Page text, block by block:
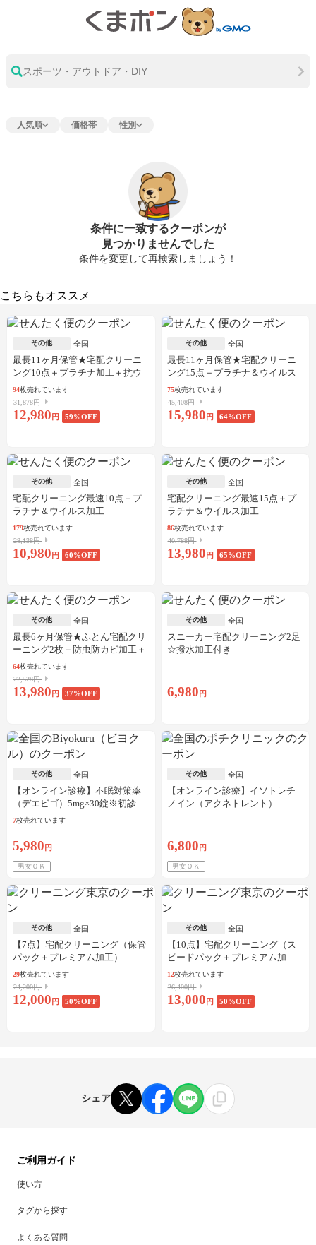
スポーツ・アウトドア・DIY
人気順 価格帯 性別
条件に一致するクーポンが
見つかりませんでした
条件を変更して再検索しましょう！
こちらもオススメ
その他 全国
最長11ヶ月保管★宅配クリーニ
ング10点＋プラチナ加工＋抗ウ
イルス加工
94枚売れています
31,878円
12,980 円 59%OFF
その他 全国
最長11ヶ月保管★宅配クリーニ
ング15点＋プラチナ＆ウイルス
加工
75枚売れています
45,408円
15,980 円 64%OFF
その他 全国
宅配クリーニング最速10点＋プ
ラチナ＆ウイルス加工
179枚売れています
28,138円
10,980 円 60%OFF
その他 全国
宅配クリーニング最速15点＋プ
ラチナ＆ウイルス加工
86枚売れています
40,788円
13,980 円 65%OFF
その他 全国
最長6ヶ月保管★ふとん宅配クリ
ーニング2枚＋防虫防カビ加工＋
しみ抜き
64枚売れています
22,528円
13,980 円 37%OFF
その他 全国
スニーカー宅配クリーニング2足
☆撥水加工付き
6,980 円
その他 全国
【オンライン診療】不眠対策薬
（デエビゴ）5mg×30錠※初診
料・送料込
7枚売れています
5,980 円
男女ＯＫ
その他 全国
【オンライン診療】イソトレチ
ノイン（アクネトレント）
6,800 円
男女ＯＫ
その他 全国
【7点】宅配クリーニング（保管
パック＋プレミアム加工）
29枚売れています
24,200円
12,000 円 50%OFF
その他 全国
【10点】宅配クリーニング（ス
ピードパック＋プレミアム加
工）
12枚売れています
26,400円
13,000 円 50%OFF
シェア
ご利用ガイド
使い方
タグから探す
よくある質問